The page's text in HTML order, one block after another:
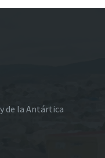
de la Antártica